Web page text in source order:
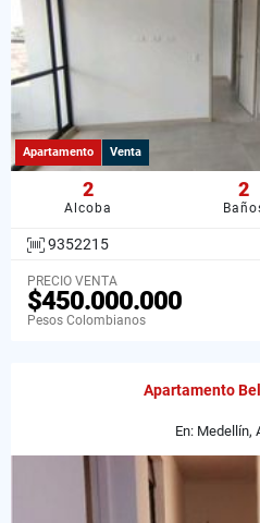
Apartamento Venta
2
Alcoba
2
9352215
PRECIO VENTA
$450.000.000
Pesos Colombianos
Apartamento
En: Medellín,